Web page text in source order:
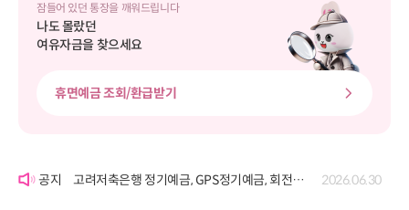
잠들어 있던 통장을 깨워드립니다
나도 몰랐던
여유자금을 찾으세요
휴면예금 조회/환급받기
고려저축은행 정기예금, GPS정기예금, 회전정기예금, GPS회전정기예금, 자유적립예금, 퇴직연금정기예금, 보고파플러스 파킹통장(기업포함)의 금리 변경 공시
2026.06.30